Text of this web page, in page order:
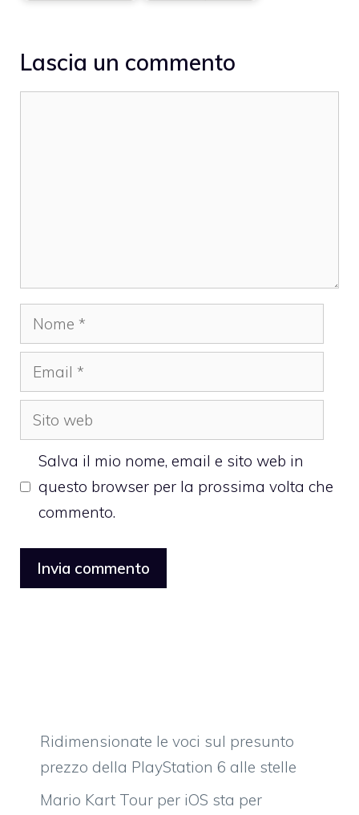
Lascia un commento
Nome
Email
Sito
web
Salva il mio nome, email e sito web in
questo browser per la prossima volta che
commento.
Ridimensionate le voci sul presunto
prezzo della PlayStation 6 alle stelle
Mario Kart Tour per iOS sta per